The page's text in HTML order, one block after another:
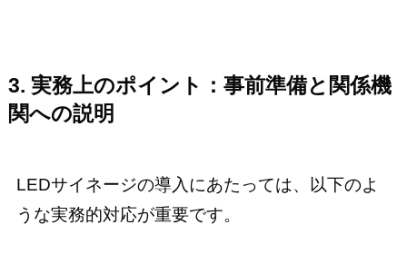
3. 実務上のポイント：事前準備と関係機
関への説明
LEDサイネージの導入にあたっては、以下のよ
うな実務的対応が重要です。